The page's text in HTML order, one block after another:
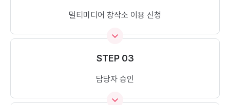
멀티미디어 창작소 이용 신청
STEP 03
담당자 승인